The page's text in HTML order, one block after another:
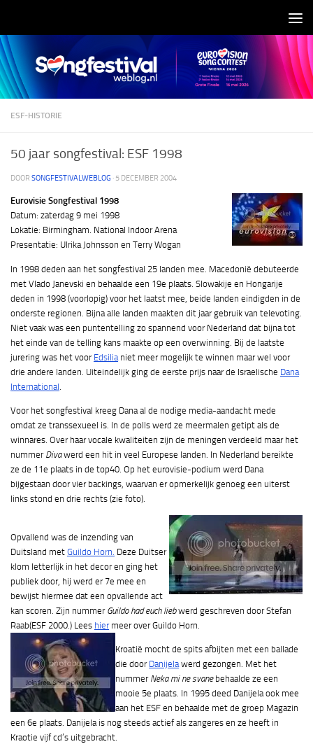
ESF-HISTORIE
50 jaar songfestival: ESF 1998
DOOR SONGFESTIVALWEBLOG · 5 DECEMBER 2004
Eurovisie Songfestival 1998
Datum: zaterdag 9 mei 1998
Lokatie: Birmingham. National Indoor Arena
Presentatie: Ulrika Johnsson en Terry Wogan
In 1998 deden aan het songfestival 25 landen mee. Macedonië debuteerde
met Vlado Janevski en behaalde een 19e plaats. Slowakije en Hongarije
deden in 1998 (voorlopig) voor het laatst mee, beide landen eindigden in de
onderste regionen. Bijna alle landen maakten dit jaar gebruik van televoting.
Niet vaak was een puntentelling zo spannend voor Nederland dat bijna tot
het einde van de telling kans maakte op een overwinning. Bij de laatste
jurering was het voor Edsilia niet meer mogelijk te winnen maar wel voor
drie andere landen. Uiteindelijk ging de eerste prijs naar de Israelische Dana
International
Voor het songfestival kreeg Dana al de nodige media-aandacht mede
omdat ze transsexueel is. In de polls werd ze meermalen getipt als de
winnares. Over haar vocale kwaliteiten zijn de meningen verdeeld maar het
nummer Divawerd een hit in veel Europese landen. In Nederland bereikte
ze de 11e plaats in de top40. Op het eurovisie-podium werd Dana
bijgestaan door vier backings, waarvan er opmerkelijk genoeg een uiterst
links stond en drie rechts (zie foto).
Opvallend was de inzending van
Duitsland met Guildo Horn. Deze Duitser
klom letterlijk in het decor en ging het
publiek door, hij werd er 7e mee en
bewijst hiermee dat een opvallende act
kan scoren. Zijn nummer Guildo had euch liebwerd geschreven door Stefan
Raab(ESF 2000.) Lees hiermeer over Guildo Horn.
Kroatië mocht de spits afbijten met een ballade
die door Danijelawerd gezongen. Met het
nummer Neka mi ne svanebehaalde ze een
mooie 5e plaats. In 1995 deed Danijela ook mee
aan het ESF en behaalde met de groep Magazin
een 6e plaats. Danijela is nog steeds actief als zangeres en ze heeft in
Kraotie vijf cd’s uitgebracht.